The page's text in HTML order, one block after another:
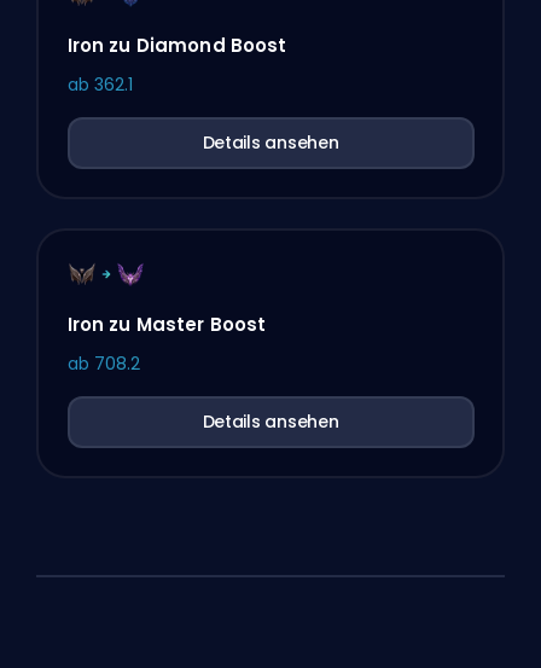
Iron zu Diamond Boost
ab 362.1
Details ansehen
Iron zu Master Boost
ab 708.2
Details ansehen